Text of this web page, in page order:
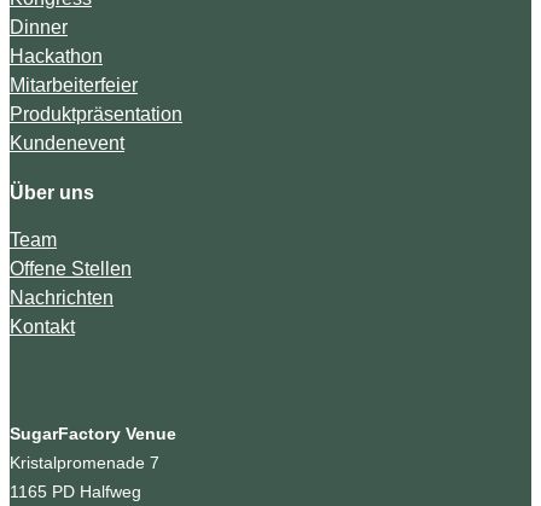
Dinner
Hackathon
Mitarbeiterfeier
Produktpräsentation
Kundenevent
Über uns
Team
Offene Stellen
Nachrichten
Kontakt
SugarFactory Venue
Kristalpromenade 7
1165 PD Halfweg